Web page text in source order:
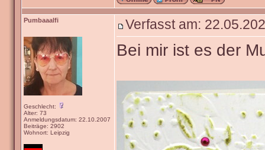
Pumbaaalfi
Geschlecht:
Alter: 73
Anmeldungsdatum: 22.10.2007
Beiträge: 2902
Wohnort: Leipzig
Verfasst am:
Bei mir ist es der